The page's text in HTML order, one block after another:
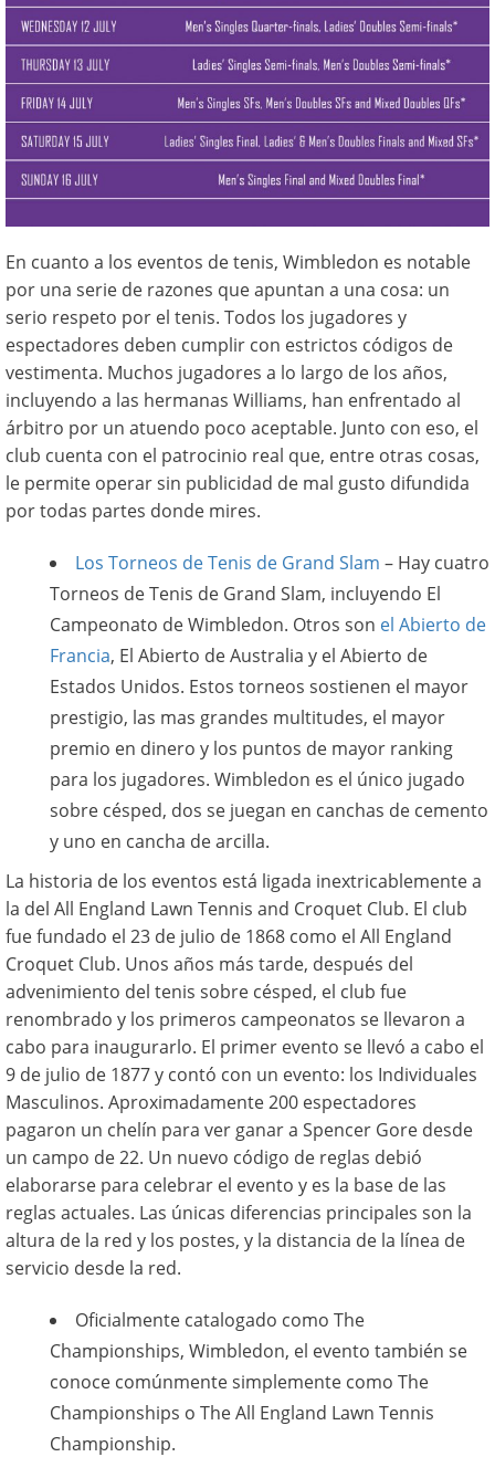
En cuanto a los eventos de tenis, Wimbledon es notable
por una serie de razones que apuntan a una cosa: un
serio respeto por el tenis. Todos los jugadores y
espectadores deben cumplir con estrictos códigos de
vestimenta. Muchos jugadores a lo largo de los años,
incluyendo a las hermanas Williams, han enfrentado al
árbitro por un atuendo poco aceptable. Junto con eso, el
club cuenta con el patrocinio real que, entre otras cosas,
le permite operar sin publicidad de mal gusto difundida
por todas partes donde mires.
Los Torneos de Tenis de Grand Slam – Hay cuatro
Torneos de Tenis de Grand Slam, incluyendo El
Campeonato de Wimbledon. Otros son el Abierto de
Francia, El Abierto de Australia y el Abierto de
Estados Unidos. Estos torneos sostienen el mayor
prestigio, las mas grandes multitudes, el mayor
premio en dinero y los puntos de mayor ranking
para los jugadores. Wimbledon es el único jugado
sobre césped, dos se juegan en canchas de cemento
y uno en cancha de arcilla.
La historia de los eventos está ligada inextricablemente a
la del All England Lawn Tennis and Croquet Club. El club
fue fundado el 23 de julio de 1868 como el All England
Croquet Club. Unos años más tarde, después del
advenimiento del tenis sobre césped, el club fue
renombrado y los primeros campeonatos se llevaron a
cabo para inaugurarlo. El primer evento se llevó a cabo el
9 de julio de 1877 y contó con un evento: los Individuales
Masculinos. Aproximadamente 200 espectadores
pagaron un chelín para ver ganar a Spencer Gore desde
un campo de 22. Un nuevo código de reglas debió
elaborarse para celebrar el evento y es la base de las
reglas actuales. Las únicas diferencias principales son la
altura de la red y los postes, y la distancia de la línea de
servicio desde la red.
Oficialmente catalogado como The
Championships, Wimbledon, el evento también se
conoce comúnmente simplemente como The
Championships o The All England Lawn Tennis
Championship.